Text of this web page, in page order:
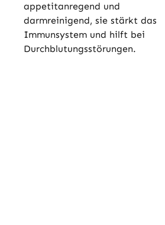
appetitanregend und
darmreinigend, sie stärkt das
Immunsystem und hilft bei
Durchblutungsstörungen.